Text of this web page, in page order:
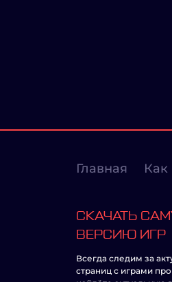
Главная Как
СКАЧАТЬ
ВЕРСИЮ ИГР
Всегда следим за
страниц с играми